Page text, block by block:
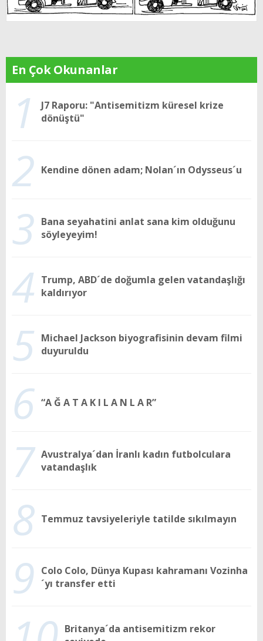
En Çok Okunanlar
1
J7 Raporu: "Antisemitizm küresel krize
dönüştü"
2 Kendine dönen adam; Nolan´ın Odysseus´u
3 Bana seyahatini anlat sana kim olduğunu
söyleyeyim!
4 Trump, ABD´de doğumla gelen vatandaşlığı
kaldırıyor
5 Michael Jackson biyografisinin devam filmi
duyuruldu
6 “A Ğ A T A K I L A N L A R”
7 Avustralya´dan İranlı kadın futbolculara
vatandaşlık
8 Temmuz tavsiyeleriyle tatilde sıkılmayın
9
Colo Colo, Dünya Kupası kahramanı Vozinha
´yı transfer etti
Britanya´da antisemitizm rekor